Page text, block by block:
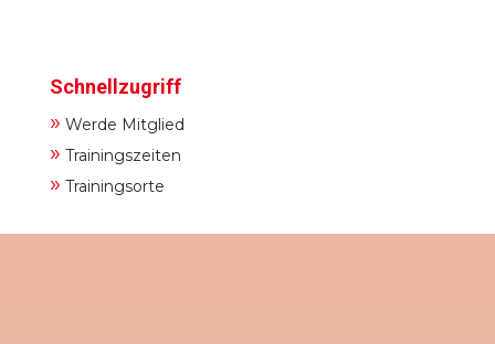
Schnellzugriff
» Werde Mitglied
» Trainingszeiten
» Trainingsorte